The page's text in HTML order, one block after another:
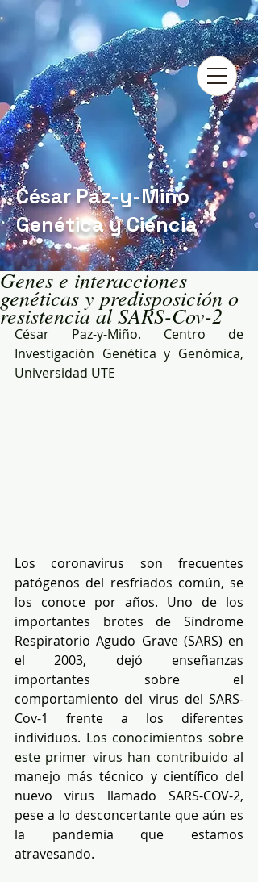
César Paz-y-Miño
Genética y Ciencia
Genes e interacciones
genéticas y predisposición o
resistencia al SARS-Cov-2
César Paz-y-Miño. Centro de
Investigación Genética y Genómica,
Universidad UTE
Los coronavirus son frecuentes
patógenos del resfriados común, se
los conoce por años. Uno de los
importantes brotes de Síndrome
Respiratorio Agudo Grave (SARS) en
el 2003, dejó enseñanzas
importantes sobre el
comportamiento del virus del SARS-
Cov-1 frente a los diferentes
individuos. Los conocimientos sobre
este primer virus han contribuido al
manejo más técnico y científico del
nuevo virus llamado SARS-COV-2,
pese a lo desconcertante que aún es
la pandemia que estamos
atravesando.